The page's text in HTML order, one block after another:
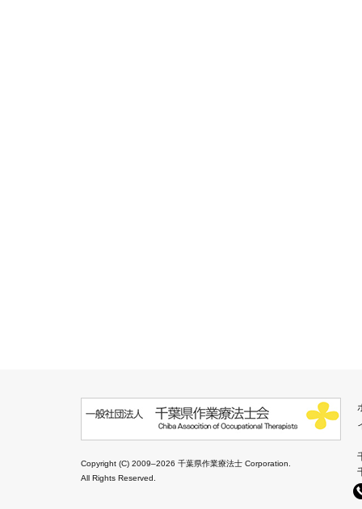
Copyright (C) 2009–2026 千葉県作業療法士 Corporation.
All Rights Reserved.